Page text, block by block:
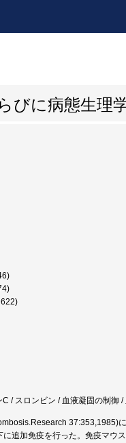
びに病態生理
/ スロンビン / 血液凝固の制御
37:353,1985)
追加免疫を行った。免疫マウ